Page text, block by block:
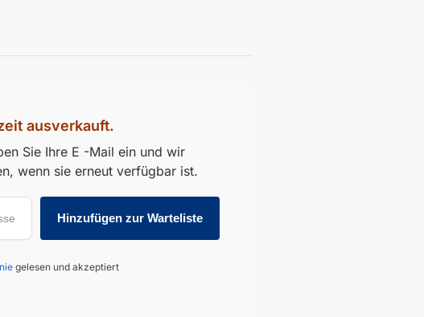
ausverkauft.
Sie Ihre E -Mail ein und wir
wenn sie erneut verfügbar ist.
gelesen und akzeptiert